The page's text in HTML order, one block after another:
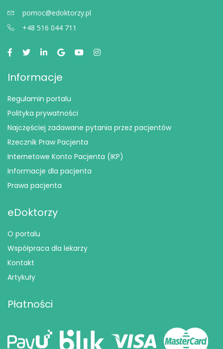
pomoc@edoktorzy.pl
+48 516 044 711
Informacje
Regulamin portalu
Polityka prywatności
Najczęściej zadawane pytania przez pacjentów
Rzecznik Praw Pacjenta
Internetowe Konto Pacjenta (IKP)
Informacje dla pacjenta
Prawa pacjenta
eDoktorzy
O portalu
Współpraca dla lekarzy
Kontakt
Artykuły
Płatności